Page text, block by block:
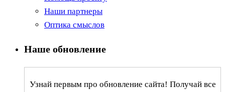
Наши партнеры
Оптика смыслов
Наше обновление
Узнай первым про обновление сайта! Получай все